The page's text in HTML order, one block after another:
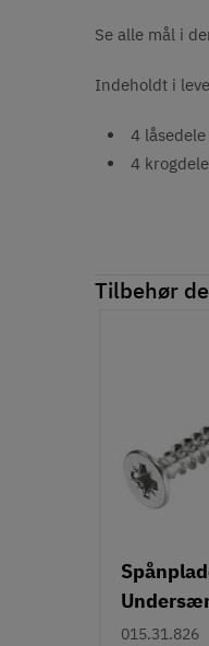
Se alle mål i
Indeholdt i
4 låsedele
4 krogdele
Tilbehør
015.31.826